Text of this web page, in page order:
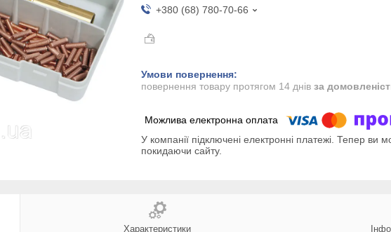
+380 (68) 780-70-66
повернення товару протягом 14 днів за
У компанії підключені електронні платежі. Тепер ви
покидаючи сайту.
Характеристики